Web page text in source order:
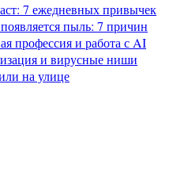
7 ежедневных привычек
пыль: 7 причин
профессия и работа с AI
и вирусные ниши
на улице